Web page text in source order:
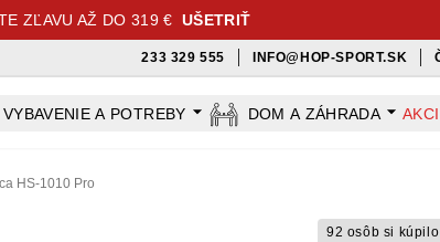
ZĽAVU AŽ DO 319 € UŠETRIŤ
233 329 555 INFO@HOP-SPORT.SK
A POTREBY DOM A ZÁHRADA
HS-1010 Pro
92 osôb si kúpilo